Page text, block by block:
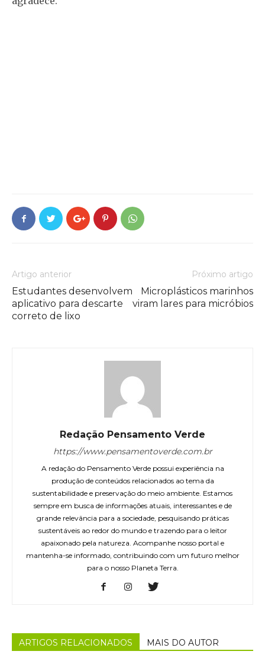
Artigo anterior
Estudantes desenvolvem
aplicativo para descarte
correto de lixo
Próximo artigo
Microplásticos marinhos
viram lares para micróbios
Redação Pensamento Verde
https://www.pensamentoverde.com.br
A redação do Pensamento Verde possui experiência na
produção de conteúdos relacionados ao tema da
sustentabilidade e preservação do meio ambiente. Estamos
sempre em busca de informações atuais, interessantes e de
grande relevância para a sociedade, pesquisando práticas
sustentáveis ao redor do mundo e trazendo para o leitor
apaixonado pela natureza. Acompanhe nosso portal e
mantenha-se informado, contribuindo com um futuro melhor
para o nosso Planeta Terra.
ARTIGOS RELACIONADOS MAIS DO AUTOR